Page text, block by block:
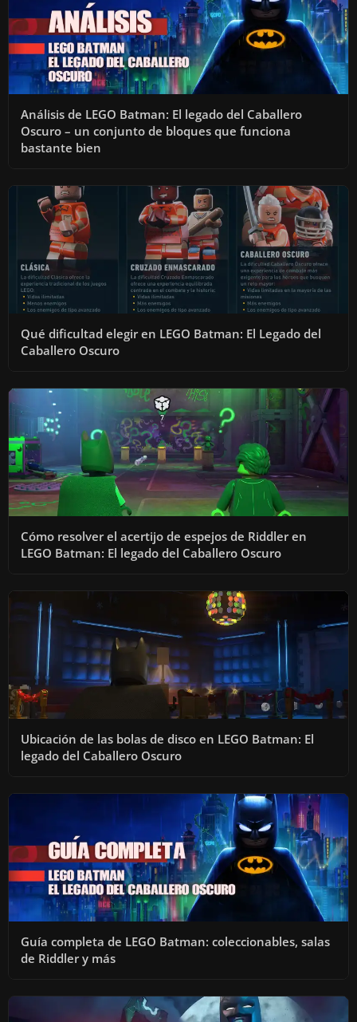
Análisis de LEGO Batman: El legado del Caballero
Oscuro – un conjunto de bloques que funciona
bastante bien
Qué dificultad elegir en LEGO Batman: El Legado del
Caballero Oscuro
Cómo resolver el acertijo de espejos de Riddler en
LEGO Batman: El legado del Caballero Oscuro
Ubicación de las bolas de disco en LEGO Batman: El
legado del Caballero Oscuro
Guía completa de LEGO Batman: coleccionables, salas
de Riddler y más